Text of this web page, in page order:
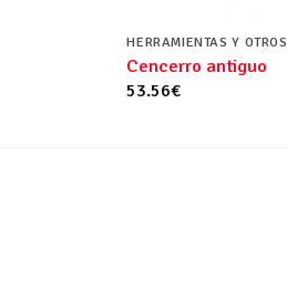
HERRAMIENTAS Y OTROS
Cencerro antiguo
53.56€